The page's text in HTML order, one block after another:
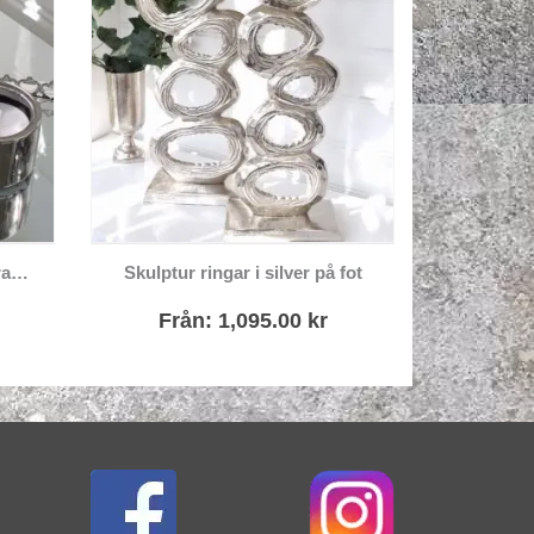
Stjärna i silver metall dekoration
kr.
Den här produkten har flera varianter. De olika alternativen kan väljas på produktsidan
Skulptur ringar i silver på fot
Från: 1,095.00 kr